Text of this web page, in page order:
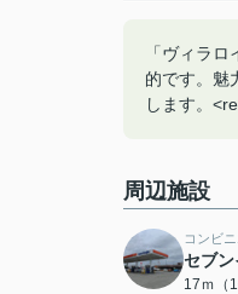
「ヴィラ
的です。魅
します。
周辺施設
コンビ
セブ
17ｍ（1